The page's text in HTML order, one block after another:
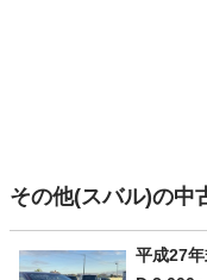
その他(スバル)の中
平成27